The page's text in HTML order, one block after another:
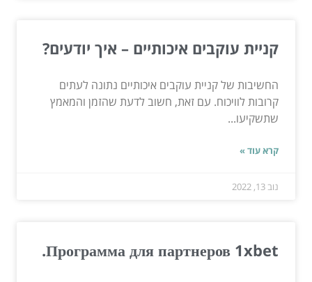
קניית עוקבים איכותיים – איך יודעים?
החשיבות של קניית עוקבים איכותיים נתונה לעתים
קרובות לוויכוח. עם זאת, חשוב לדעת שהזמן והמאמץ
שתשקיעו...
קרא עוד »
נוב 13, 2022
Программа для партнеров 1xbet.